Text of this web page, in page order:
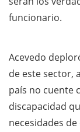
funcionario.
Acevedo
de este sector,
país no cuente
discapacidad
necesidades